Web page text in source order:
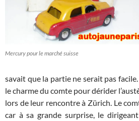
Mercury pour le marché suisse
savait que la partie ne serait pas
le charme du comte pour dérider
lors de leur rencontre à Zürich. Le
car à sa grande surprise, le